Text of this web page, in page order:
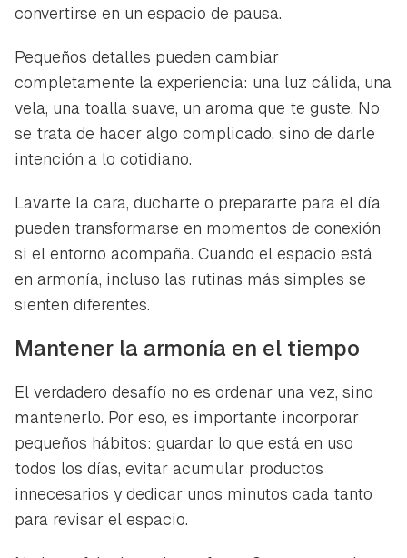
convertirse en un espacio de pausa.
Pequeños detalles pueden cambiar
completamente la experiencia: una luz cálida, una
vela, una toalla suave, un aroma que te guste. No
se trata de hacer algo complicado, sino de darle
intención a lo cotidiano.
Lavarte la cara, ducharte o prepararte para el día
pueden transformarse en momentos de conexión
si el entorno acompaña. Cuando el espacio está
en armonía, incluso las rutinas más simples se
sienten diferentes.
Mantener la armonía en el tiempo
El verdadero desafío no es ordenar una vez, sino
mantenerlo. Por eso, es importante incorporar
pequeños hábitos: guardar lo que está en uso
todos los días, evitar acumular productos
innecesarios y dedicar unos minutos cada tanto
para revisar el espacio.